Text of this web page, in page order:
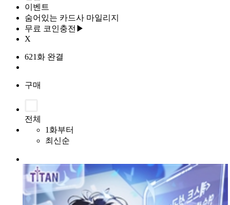
이벤트
숨어있는 카드사 마일리지
무료 코인충전▶
X
621화 완결
구매
전체
1화부터
최신순